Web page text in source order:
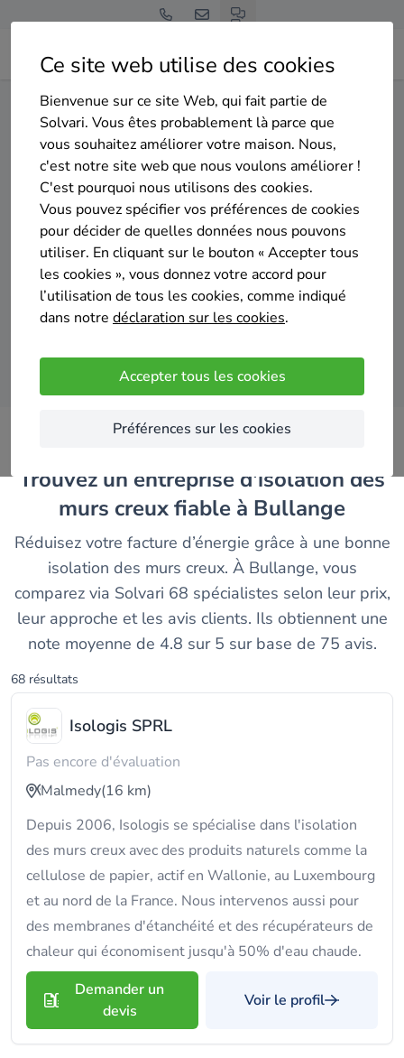
Ce site web utilise des cookies
Bienvenue sur ce site Web, qui fait partie de
Solvari. Vous êtes probablement là parce que
vous souhaitez améliorer votre maison. Nous,
c'est notre site web que nous voulons améliorer !
C'est pourquoi nous utilisons des cookies.
Vous pouvez spécifier vos préférences de cookies
pour décider de quelles données nous pouvons
utiliser. En cliquant sur le bouton « Accepter tous
les cookies », vous donnez votre accord pour
l’utilisation de tous les cookies, comme indiqué
dans notre déclaration sur les cookies.
Accepter tous les cookies
Préférences sur les cookies
Home Isolation des murs creux Liège Bullange
Gratuit et sans engagement
Top 20 des entreprises
d'isolation des murs creux à
Bullange
Comparer des devis
Trouvez un entreprise d'isolation des
murs creux fiable à Bullange
Réduisez votre facture d’énergie grâce à une bonne
isolation des murs creux. À Bullange, vous
comparez via Solvari 68 spécialistes selon leur prix,
leur approche et les avis clients. Ils obtiennent une
note moyenne de 4.8 sur 5 sur base de 75 avis.
68 résultats
Isologis SPRL
Pas encore d'évaluation
Malmedy(16 km)
Depuis 2006, Isologis se spécialise dans l'isolation
des murs creux avec des produits naturels comme la
cellulose de papier, actif en Wallonie, au Luxembourg
et au nord de la France. Nous intervenos aussi pour
des membranes d'étanchéité et des récupérateurs de
chaleur qui économisent jusqu'à 50% d'eau chaude.
Demander un
devis
Voir le profil